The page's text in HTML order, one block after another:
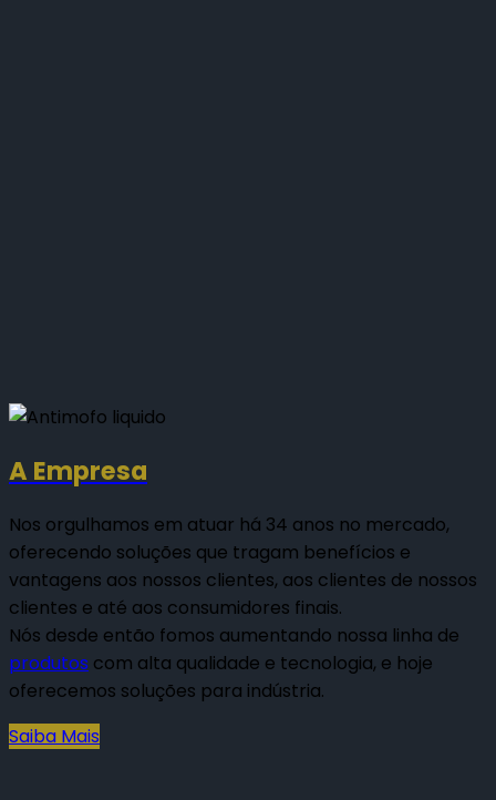
A Empresa
Nos orgulhamos em atuar há 34 anos no mercado,
oferecendo soluções que tragam benefícios e
vantagens aos nossos clientes, aos clientes de nossos
clientes e até aos consumidores finais.
Nós desde então fomos aumentando nossa linha de
produtos com alta qualidade e tecnologia, e hoje
oferecemos soluções para indústria.
Saiba Mais